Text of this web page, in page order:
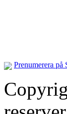
Prenumerera på